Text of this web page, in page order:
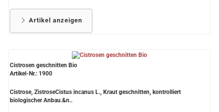
Artikel anzeigen
Cistrosen geschnitten Bio
Artikel-Nr.: 1900
Cistrose, ZistroseCistus incanus L., Kraut geschnitten, kontrolliert
biologischer Anbau.&n..